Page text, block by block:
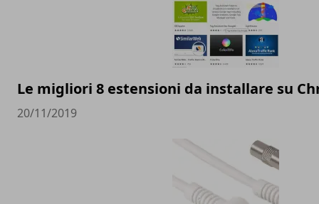
Le migliori 8 estensioni da installare su
20/11/2019